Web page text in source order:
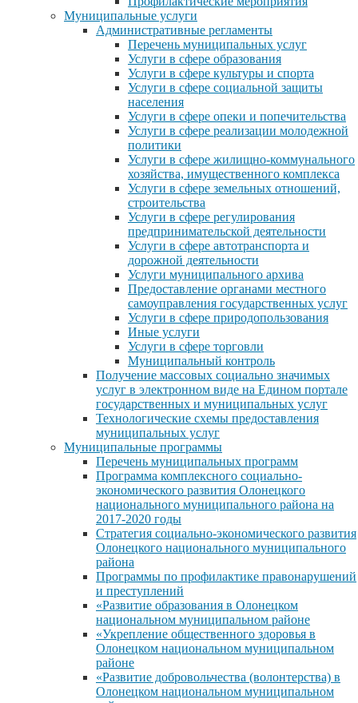
Муниципальные услуги
Административные регламенты
Перечень муниципальных услуг
Услуги в сфере образования
Услуги в сфере культуры и спорта
Услуги в сфере социальной защиты
населения
Услуги в сфере опеки и попечительства
Услуги в сфере реализации молодежной
политики
Услуги в сфере жилищно-коммунального
хозяйства, имущественного комплекса
Услуги в сфере земельных отношений,
строительства
Услуги в сфере регулирования
предпринимательской деятельности
Услуги в сфере автотранспорта и
дорожной деятельности
Услуги муниципального архива
Предоставление органами местного
самоуправления государственных услуг
Услуги в сфере природопользования
Иные услуги
Услуги в сфере торговли
Муниципальный контроль
Получение массовых социально значимых
услуг в электронном виде на Едином портале
государственных и муниципальных услуг
Технологические схемы предоставления
муниципальных услуг
Муниципальные программы
Перечень муниципальных программ
Программа комплексного социально-
экономического развития Олонецкого
национального муниципального района на
2017-2020 годы
Стратегия социально-экономического развития
Олонецкого национального муниципального
района
Программы по профилактике правонарушений
и преступлений
«Развитие образования в Олонецком
национальном муниципальном районе
«Укрепление общественного здоровья в
Олонецком национальном муниципальном
районе
«Развитие добровольчества (волонтерства) в
Олонецком национальном муниципальном